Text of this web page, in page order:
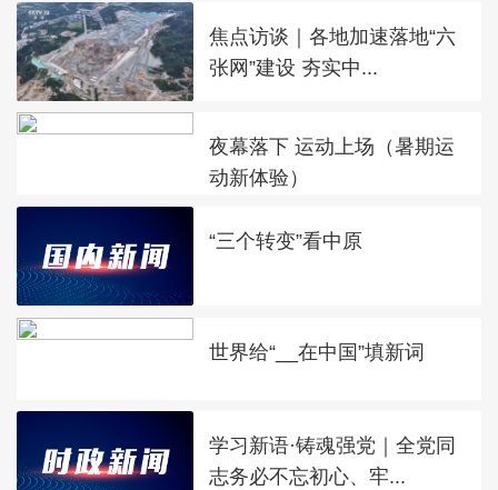
焦点访谈｜各地加速落地“六
张网”建设 夯实中...
夜幕落下 运动上场（暑期运
动新体验）
“三个转变”看中原
世界给“__在中国”填新词
学习新语·铸魂强党｜全党同
志务必不忘初心、牢...